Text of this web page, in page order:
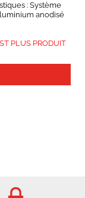
: Système
anodisé
PLUS PRODUIT